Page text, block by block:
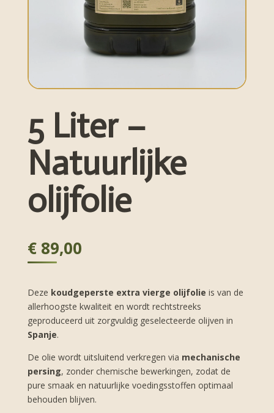
5 Liter –
Natuurlijke
olijfolie
€89,00
Deze koudgeperste extra vierge olijfolie is van de
allerhoogste kwaliteit en wordt rechtstreeks
geproduceerd uit zorgvuldig geselecteerde olijven in
Spanje.
De olie wordt uitsluitend verkregen via mechanische
persing, zonder chemische bewerkingen, zodat de
pure smaak en natuurlijke voedingsstoffen optimaal
behouden blijven.